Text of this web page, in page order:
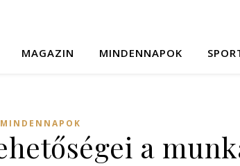
MAGAZIN MINDENNAPOK
MINDENNAPOK
a